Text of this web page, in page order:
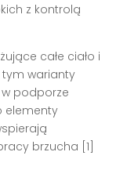
z kontrolą
całe ciało i
tym warianty
podporze
elementy
brzucha [1]